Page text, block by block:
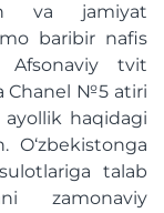
va jamiyat
baribir nafis
tvit
Chanel №5 atiri
haqidagi
O‘zbekistonga
talab
zamonaviy